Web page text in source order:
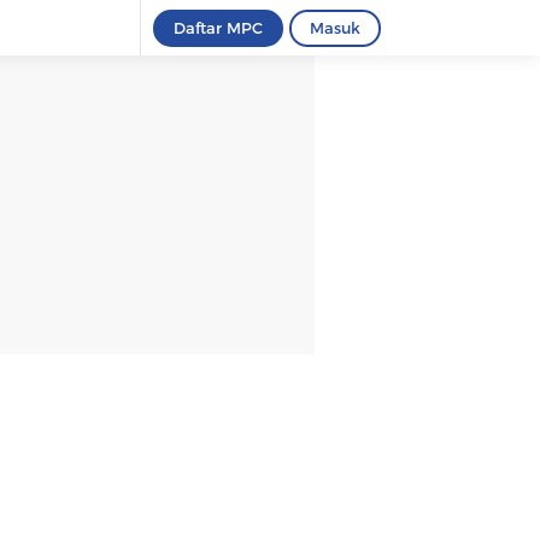
Daftar MPC Masuk